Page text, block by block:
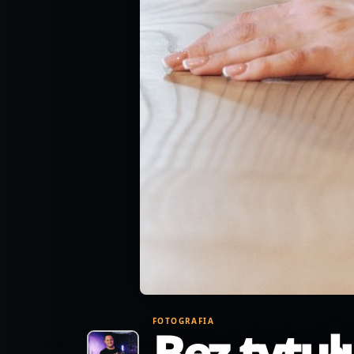
FOTOGRAFIA